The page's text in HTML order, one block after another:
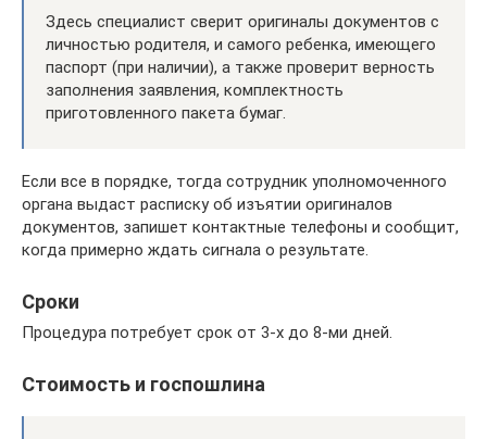
Здесь специалист сверит оригиналы документов с
личностью родителя, и самого ребенка, имеющего
паспорт (при наличии), а также проверит верность
заполнения заявления, комплектность
приготовленного пакета бумаг.
Если все в порядке, тогда сотрудник уполномоченного
органа выдаст расписку об изъятии оригиналов
документов, запишет контактные телефоны и сообщит,
когда примерно ждать сигнала о результате.
Сроки
Процедура потребует срок от 3-х до 8-ми дней.
Стоимость и госпошлина